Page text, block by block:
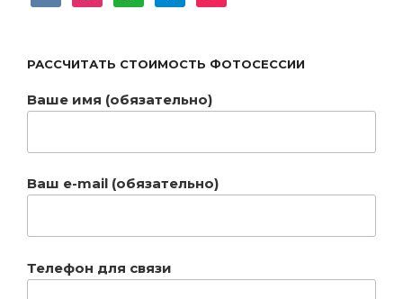
РАССЧИТАТЬ CТОИМОСТЬ ФОТОСЕССИИ
Ваше имя (обязательно)
Ваш e-mail (обязательно)
Телефон для связи